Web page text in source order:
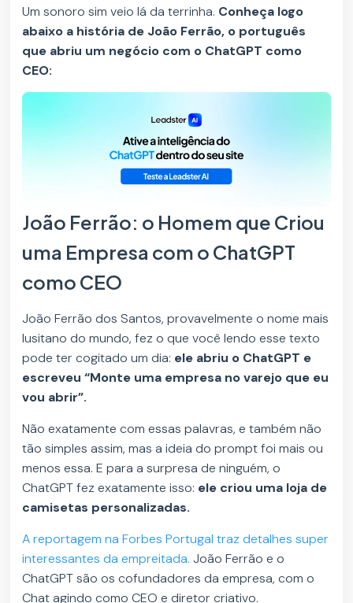
Um sonoro sim veio lá da terrinha. Conheça logo
abaixo a história de João Ferrão, o português
que abriu um negócio com o ChatGPT como
CEO:
João Ferrão: o Homem que Criou
uma Empresa com o ChatGPT
como CEO
João Ferrão dos Santos, provavelmente o nome mais
lusitano do mundo, fez o que você lendo esse texto
pode ter cogitado um dia: ele abriu o ChatGPT e
escreveu “Monte uma empresa no varejo que eu
vou abrir”.
Não exatamente com essas palavras, e também não
tão simples assim, mas a ideia do prompt foi mais ou
menos essa. E para a surpresa de ninguém, o
ChatGPT fez exatamente isso: ele criou uma loja de
camisetas personalizadas.
A reportagem na Forbes Portugal traz detalhes super
interessantes da empreitada. João Ferrão e o
ChatGPT são os cofundadores da empresa, com o
Chat agindo como CEO e diretor criativo.